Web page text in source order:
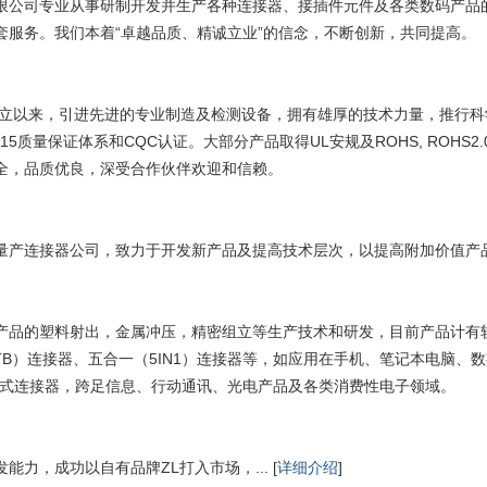
公司专业从事研制开发并生产各种连接器、接插件元件及各类数码产
服务。我们本着“卓越品质、精诚立业”的信念，不断创新，共同提高。
以来，引进先进的专业制造及检测设备，拥有雄厚的技术力量，推行
质量保证体系和CQC认证。大部分产品取得UL安规及ROHS,
，品质优良，深受合作伙伴欢迎和信赖。
产连接器公司，致力于开发新产品及提高技术层次，以提高附加价值
品的塑料射出，金属冲压，精密组立等生产技术和研发，目前产品计
）连接器、五合一（5IN1）连接器等，如应用在手机、笔记本电脑、
连接器，跨足信息、行动通讯、光电产品及各类消费性电子领域。
能力，成功以自有品牌ZL打入市场，... [详细介绍]